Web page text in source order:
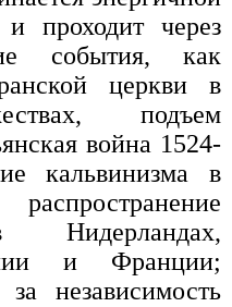
проходит через
события, как
церкви в
подъем
война 1524-
кальвинизма в
Нидерландах,
и Франции;
независимость